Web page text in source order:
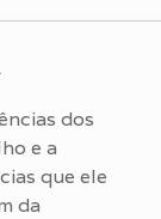
dos
e a
que ele
da